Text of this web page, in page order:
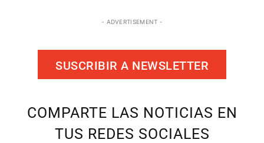
- ADVERTISEMENT -
SUSCRIBIR A NEWSLETTER
COMPARTE LAS NOTICIAS EN
TUS REDES SOCIALES